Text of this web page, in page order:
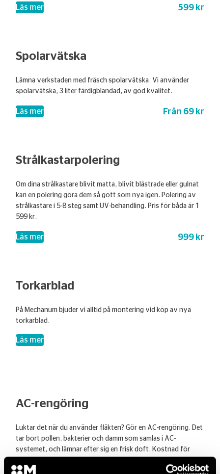
Läs mer– Hämta & Lämna 599 kr
Spolarvätska
Lämna verkstaden med fräsch spolarvätska. Vi använder
spolarvätska, 3 liter färdigblandad, av god kvalitet.
Läs mer– Spolarvätska Från 69 kr
Strålkastarpolering
Om dina strålkastare blivit matta, blivit blästrade eller gulnat
kan en polering göra dem så gott som nya igen. Polering av
strålkastare i 5-8 steg samt UV-behandling. Pris för båda är 1
599 kr.
Läs mer– Strålkastarpolering 999 kr
Torkarblad
På Mechanum bjuder vi alltid på montering vid köp av nya
torkarblad.
Läs mer– Torkarblad
AC-rengöring
Luktar det när du använder fläkten? Gör en AC-rengöring. Det
tar bort pollen, bakterier och damm som samlas i AC-
systemet, och lämnar efter sig en frisk doft. Kostnad för